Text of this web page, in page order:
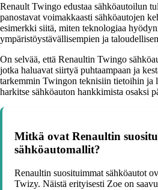
Renault Twingo edustaa sähköautoilun
panostavat voimakkaasti sähköautojen
esimerkki siitä, miten teknologiaa
ympäristöystävällisempien ja
On selvää, että Renaultin Twingo
jotka haluavat siirtyä puhtaampaan ja
tarkemmin Twingon teknisiin tietoihin ja
harkitse sähköauton hankkimista osaksi
Mitkä ovat Renaultin
sähköautomallit?
Renaultin suosituimmat sähköautot
Twizy. Näistä erityisesti Zoe on